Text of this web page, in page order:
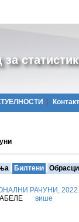
Контакт
Билтени Обрасци
РАЧУНИ, 2022.
више